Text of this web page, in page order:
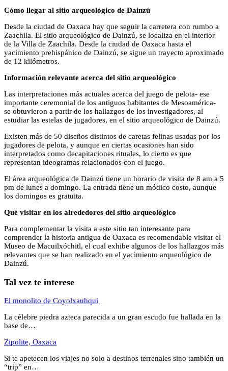
Cómo llegar al sitio arqueológico de Dainzú
Desde la ciudad de Oaxaca hay que seguir la carretera con rumbo a
Zaachila. El sitio arqueológico de Dainzú, se localiza en el interior
de la Villa de Zaachila. Desde la ciudad de Oaxaca hasta el
yacimiento prehispánico de Dainzú, se sigue un trayecto aproximado
de 12 kilómetros.
Información relevante acerca del sitio arqueológico
Las interpretaciones más actuales acerca del juego de pelota- ese
importante ceremonial de los antiguos habitantes de Mesoamérica-
se obtuvieron a partir de los hallazgos de los investigadores, al
estudiar las estelas de jugadores, en el sitio arqueológico de Dainzú.
Existen más de 50 diseños distintos de caretas felinas usadas por los
jugadores de pelota, y aunque en ciertas ocasiones han sido
interpretados como decapitaciones rituales, lo cierto es que
representan ideogramas relacionados con el juego.
El área arqueológica de Dainzú tiene un horario de visita de 8 am a 5
pm de lunes a domingo. La entrada tiene un módico costo, aunque
los domingos es gratuita.
Qué visitar en los alrededores del sitio arqueológico
Para complementar la visita a este sitio tan interesante para
comprender la historia antigua de Oaxaca es recomendable visitar el
Museo de Macuilxóchitl, el cual exhibe algunos de los hallazgos más
relevantes que se han realizado en el yacimiento arqueológico de
Dainzú.
Tal vez te interese
El monolito de Coyolxauhqui
La célebre piedra azteca parecida a un gran escudo fue hallada en la
base de…
Zipolite, Oaxaca
Si te apetecen los viajes no solo a destinos terrenales sino también un
“trip” en…